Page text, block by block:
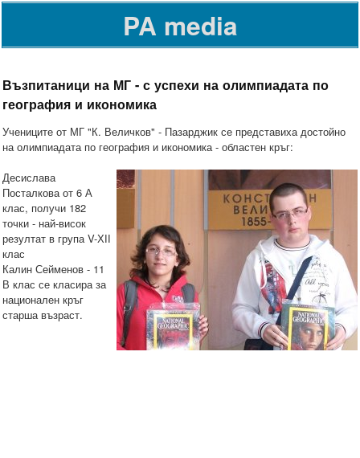
PA media
Възпитаници на МГ - с успехи на олимпиадата по
география и икономика
Учениците от МГ "К. Величков" - Пазарджик се представиха достойно
на олимпиадата по география и икономика - областен кръг:
Десислава
Посталкова от 6 А
клас, получи 182
точки - най-висок
резултат в група V-ХІІ
клас
Калин Сейменов - 11
В клас се класира за
национален кръг
старша възраст.